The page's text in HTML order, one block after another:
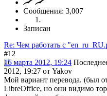
Сообщения: 3,007
Записан
Re: Чем работать с
#12
16 марта 2012, 19:24
2012, 19:27 от Yakov
Мой вариант перевода. (был
LibreOffice, но они видимо